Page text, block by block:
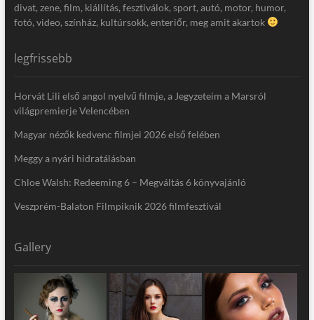
divat, zene, film, kiállítás, fesztiválok, sport, autó, motor, humor,
fotó, video, színház, kultúrsokk, enteriőr, meg amit akartok
legfrissebb
Horvát Lili első angol nyelvű filmje, a Jegyzeteim a Marsról
világpremierje Velencében
Magyar nézők kedvenc filmjei 2026 első felében
Meggy a nyári hidratálásban
Chloe Walsh: Redeeming 6 – Megváltás 6 könyvajánló
Veszprém-Balaton Filmpiknik 2026 filmfesztivál
Gallery